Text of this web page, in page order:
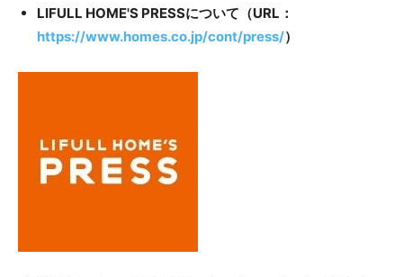
LIFULL HOME'S PRESSについて（URL：
https://www.homes.co.jp/cont/press/）